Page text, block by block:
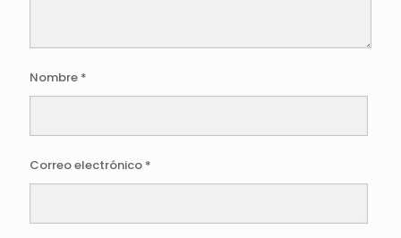
Nombre *
Correo electrónico *